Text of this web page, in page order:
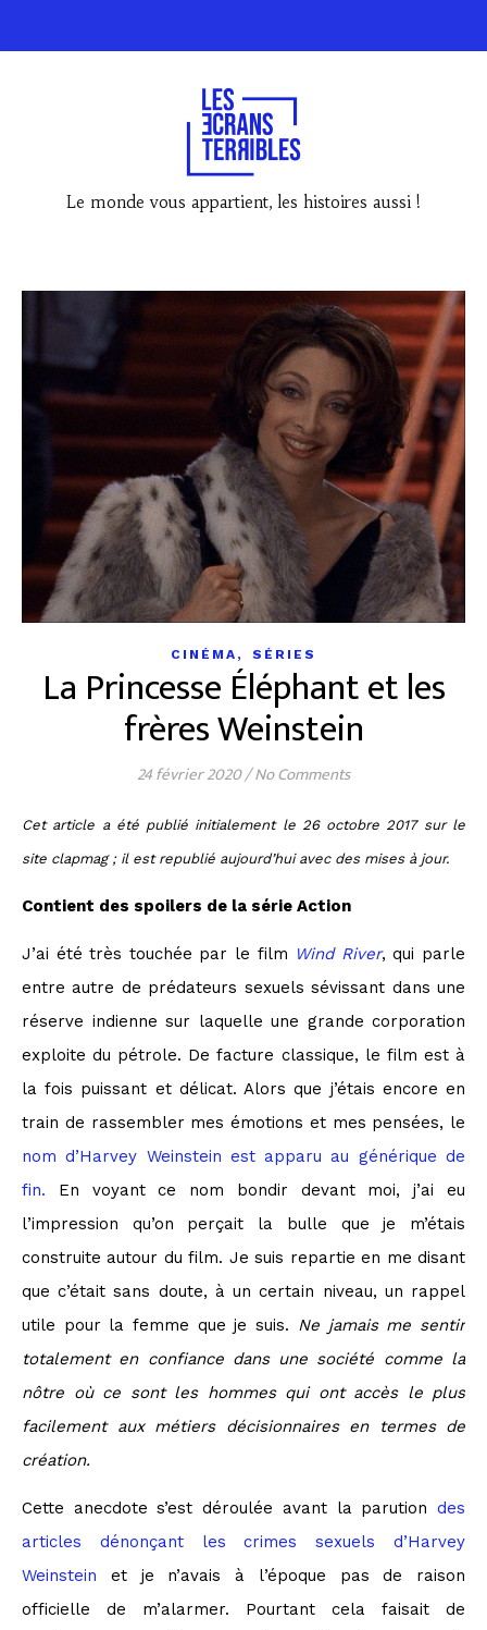
Le monde vous appartient, les histoires aussi !
CINÉMA , SÉRIES
La Princesse Éléphant et les
frères Weinstein
24 février 2020/No Comments
Cet article a été publié initialement le 26 octobre 2017 sur le
site clapmag ; il est republié aujourd’hui avec des mises à jour.
Contient des spoilers de la série Action
J’ai été très touchée par le film Wind River, qui parle
entre autre de prédateurs sexuels sévissant dans une
réserve indienne sur laquelle une grande corporation
exploite du pétrole. De facture classique, le film est à
la fois puissant et délicat. Alors que j’étais encore en
train de rassembler mes émotions et mes pensées, le
nom d’Harvey Weinstein est apparu au générique de
fin. En voyant ce nom bondir devant moi, j’ai eu
l’impression qu’on perçait la bulle que je m’étais
construite autour du film. Je suis repartie en me disant
que c’était sans doute, à un certain niveau, un rappel
utile pour la femme que je suis. Ne jamais me sentir
totalement en confiance dans une société comme la
nôtre où ce sont les hommes qui ont accès le plus
facilement aux métiers décisionnaires en termes de
création.
Cette anecdote s’est déroulée avant la parution des
articles dénonçant les crimes sexuels d’Harvey
Weinstein et je n’avais à l’époque pas de raison
officielle de m’alarmer. Pourtant cela faisait de